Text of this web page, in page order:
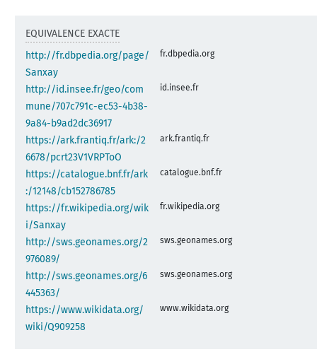
EQUIVALENCE EXACTE
http://fr.dbpedia.org/page/
Sanxay
fr.dbpedia.org
http://id.insee.fr/geo/com
mune/707c791c-ec53-4b38-
9a84-b9ad2dc36917
id.insee.fr
https://ark.frantiq.fr/ark:/2
6678/pcrt23V1VRPToO
ark.frantiq.fr
https://catalogue.bnf.fr/ark
:/12148/cb152786785
catalogue.bnf.fr
https://fr.wikipedia.org/wik
i/Sanxay
fr.wikipedia.org
http://sws.geonames.org/2
976089/
sws.geonames.org
http://sws.geonames.org/6
445363/
sws.geonames.org
https://www.wikidata.org/
wiki/Q909258
www.wikidata.org